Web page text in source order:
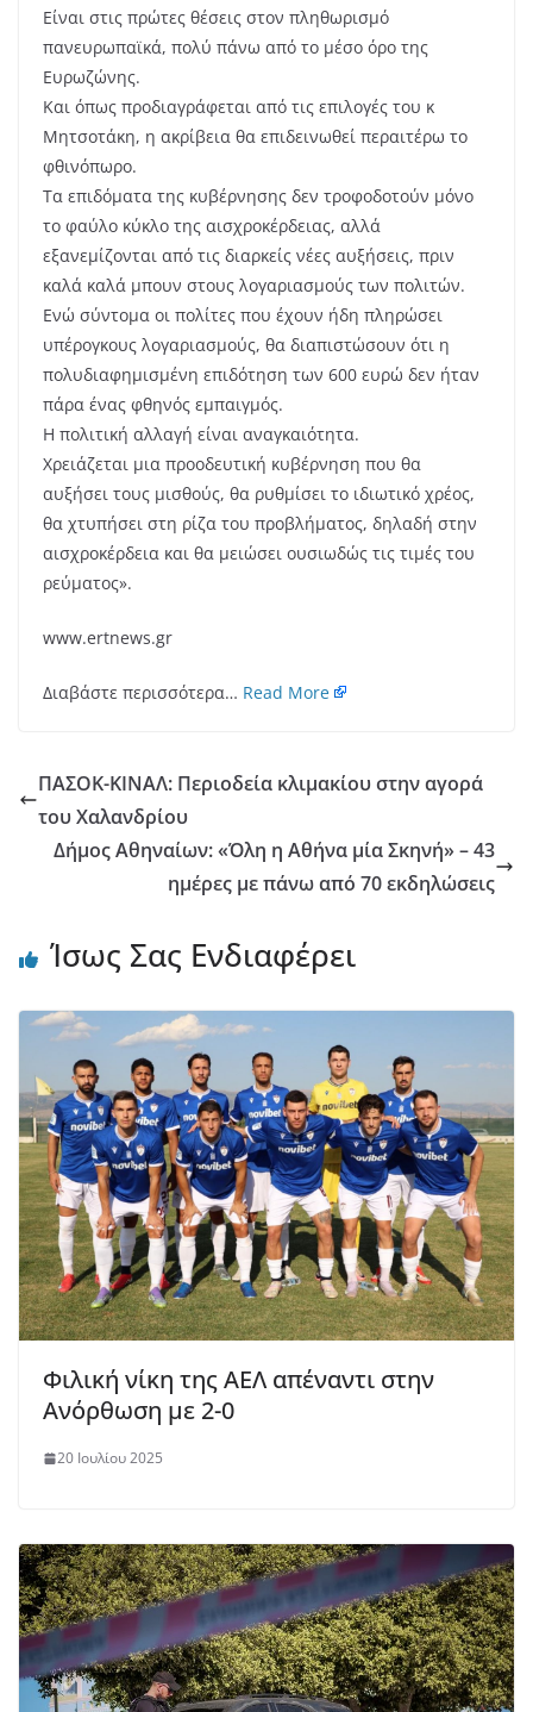
Είναι στις πρώτες θέσεις στον πληθωρισμό
πανευρωπαϊκά, πολύ πάνω από το μέσο όρο της
Ευρωζώνης.
Και όπως προδιαγράφεται από τις επιλογές του κ
Μητσοτάκη, η ακρίβεια θα επιδεινωθεί περαιτέρω το
φθινόπωρο.
Τα επιδόματα της κυβέρνησης δεν τροφοδοτούν μόνο
το φαύλο κύκλο της αισχροκέρδειας, αλλά
εξανεμίζονται από τις διαρκείς νέες αυξήσεις, πριν
καλά καλά μπουν στους λογαριασμούς των πολιτών.
Ενώ σύντομα οι πολίτες που έχουν ήδη πληρώσει
υπέρογκους λογαριασμούς, θα διαπιστώσουν ότι η
πολυδιαφημισμένη επιδότηση των 600 ευρώ δεν ήταν
πάρα ένας φθηνός εμπαιγμός.
Η πολιτική αλλαγή είναι αναγκαιότητα.
Χρειάζεται μια προοδευτική κυβέρνηση που θα
αυξήσει τους μισθούς, θα ρυθμίσει το ιδιωτικό χρέος,
θα χτυπήσει στη ρίζα του προβλήματος, δηλαδή στην
αισχροκέρδεια και θα μειώσει ουσιωδώς τις τιμές του
ρεύματος».
www.ertnews.gr
Διαβάστε περισσότερα… Read More
ΠΑΣΟΚ-ΚΙΝΑΛ: Περιοδεία κλιμακίου στην αγορά
του Χαλανδρίου
Δήμος Αθηναίων: «Όλη η Αθήνα μία Σκηνή» – 43
ημέρες με πάνω από 70 εκδηλώσεις
Ίσως Σας Ενδιαφέρει
Φιλική νίκη της ΑΕΛ απέναντι στην
Ανόρθωση με 2-0
20 Ιουλίου 2025